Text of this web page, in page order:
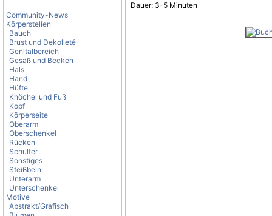
Community-News
Körperstellen
Bauch
Brust und Dekolleté
Genitalbereich
Gesäß und Becken
Hals
Hand
Hüfte
Knöchel und Fuß
Kopf
Körperseite
Oberarm
Oberschenkel
Rücken
Schulter
Sonstiges
Steißbein
Unterarm
Unterschenkel
Motive
Abstrakt/Grafisch
Dauer: 3-5 Minuten